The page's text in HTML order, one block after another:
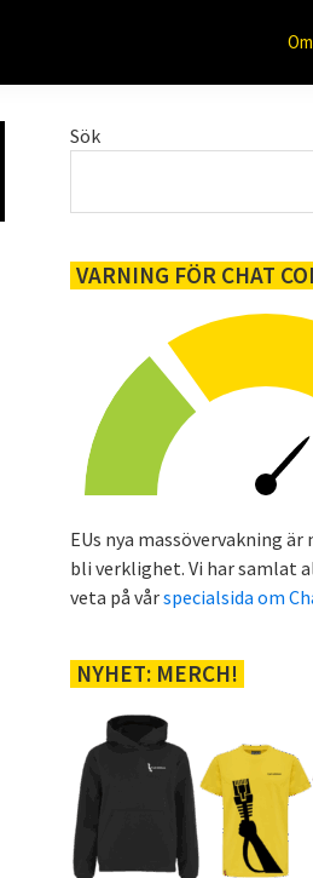
Primärt
Sök
VARNING FÖR CHAT
EUs nya massövervakning
bli verklighet. Vi har samlat
veta på vårspecialsida om
NYHET: MERCH!